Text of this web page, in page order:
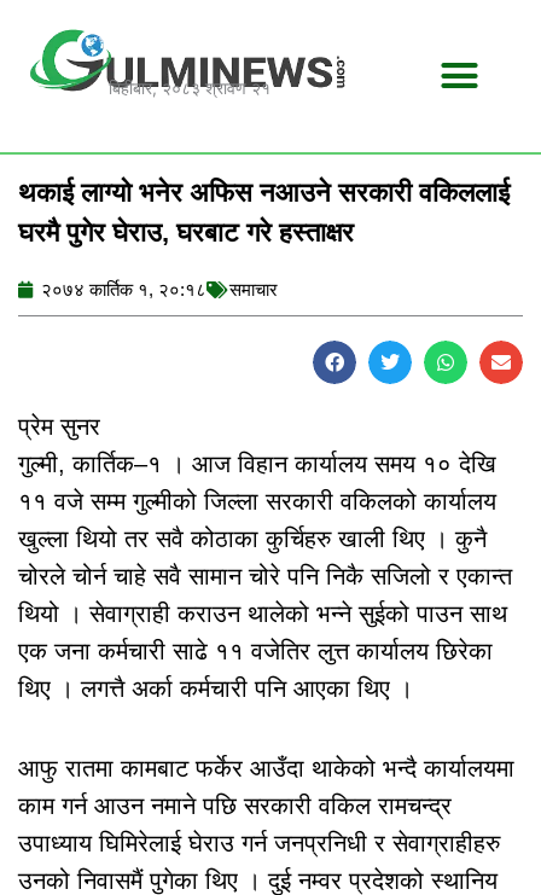
content
बिहीबार, २०८३ श्रावण २१
थकाई लाग्यो भनेर अफिस नआउने सरकारी वकिललाई
घरमै पुगेर घेराउ, घरबाट गरे हस्ताक्षर
२०७४ कार्तिक १, २०:१८ समाचार
प्रेम सुनर
गुल्मी, कार्तिक–१ । आज विहान कार्यालय समय १० देखि
११ वजे सम्म गुल्मीको जिल्ला सरकारी वकिलको कार्यालय
खुल्ला थियो तर सवै कोठाका कुर्चिहरु खाली थिए । कुनै
चोरले चोर्न चाहे सवै सामान चोरे पनि निकै सजिलो र एकान्त
थियो । सेवाग्राही कराउन थालेको भन्ने सुईको पाउन साथ
एक जना कर्मचारी साढे ११ वजेतिर लुत्त कार्यालय छिरेका
थिए । लगत्तै अर्का कर्मचारी पनि आएका थिए ।
आफु रातमा कामबाट फर्केर आउँदा थाकेको भन्दै कार्यालयमा
काम गर्न आउन नमाने पछि सरकारी वकिल रामचन्द्र
उपाध्याय घिमिरेलाई घेराउ गर्न जनप्रनिधी र सेवाग्राहीहरु
उनको निवासमैं पुगेका थिए । दुई नम्वर प्रदेशको स्थानिय